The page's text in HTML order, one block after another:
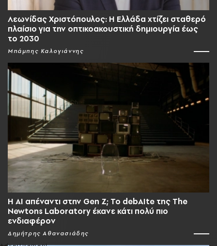
Λεωνίδας Χριστόπουλος: Η Ελλάδα χτίζει σταθερό
πλαίσιο για την οπτικοακουστική δημιουργία έως
το 2030
Μπάμπης Καλογιάννης
Η AI απέναντι στην Gen Z; Το debAIte της The
Newtons Laboratory έκανε κάτι πολύ πιο
ενδιαφέρον
Δημήτρης Αθανασιάδης